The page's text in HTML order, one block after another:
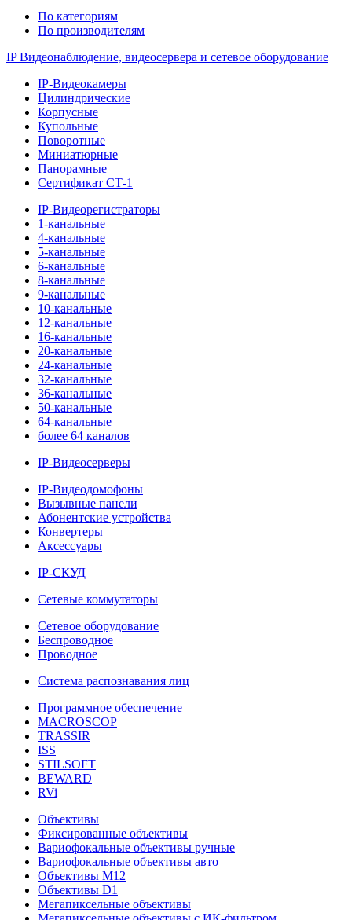
По категориям
По производителям
IP Видеонаблюдение, видеосервера и сетевое оборудование
IP-Видеокамеры
Цилиндрические
Корпусные
Купольные
Поворотные
Миниатюрные
Панорамные
Сертификат СТ-1
IP-Видеорегистраторы
1-канальные
4-канальные
5-канальные
6-канальные
8-канальные
9-канальные
10-канальные
12-канальные
16-канальные
20-канальные
24-канальные
32-канальные
36-канальные
50-канальные
64-канальные
более 64 каналов
IP-Видеосерверы
IP-Видеодомофоны
Вызывные панели
Абонентские устройства
Конвертеры
Аксессуары
IP-СКУД
Сетевые коммутаторы
Сетевое оборудование
Беспроводное
Проводное
Система распознавания лиц
Программное обеспечение
MACROSCOP
TRASSIR
ISS
STILSOFT
BEWARD
RVi
Объективы
Фиксированные объективы
Вариофокальные объективы ручные
Вариофокальные объективы авто
Объективы М12
Объективы D1
Мегапиксельные объективы